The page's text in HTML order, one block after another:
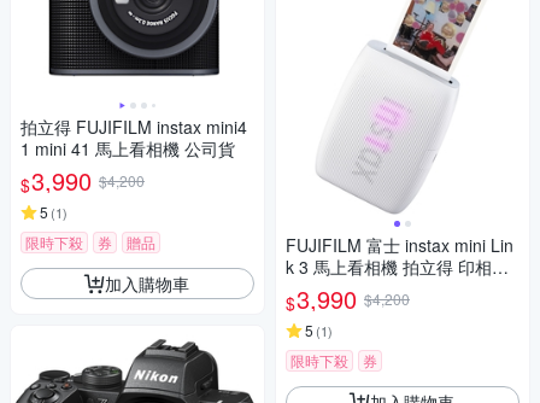
拍立得 FUJIFILM instax mini4
1 mini 41 馬上看相機 公司貨
$3,990 $4,200
5 (1)
限時下殺 券 贈品
加入購物車
FUJIFILM 富士 instax mini Lin
k 3 馬上看相機 拍立得 印相機
公司貨
$3,990 $4,200
5 (1)
限時下殺 券